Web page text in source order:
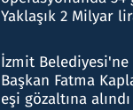
Yaklaşık 2 Milyar
İzmit Belediyesi'ne
Başkan Fatma
eşi gözaltına alındı